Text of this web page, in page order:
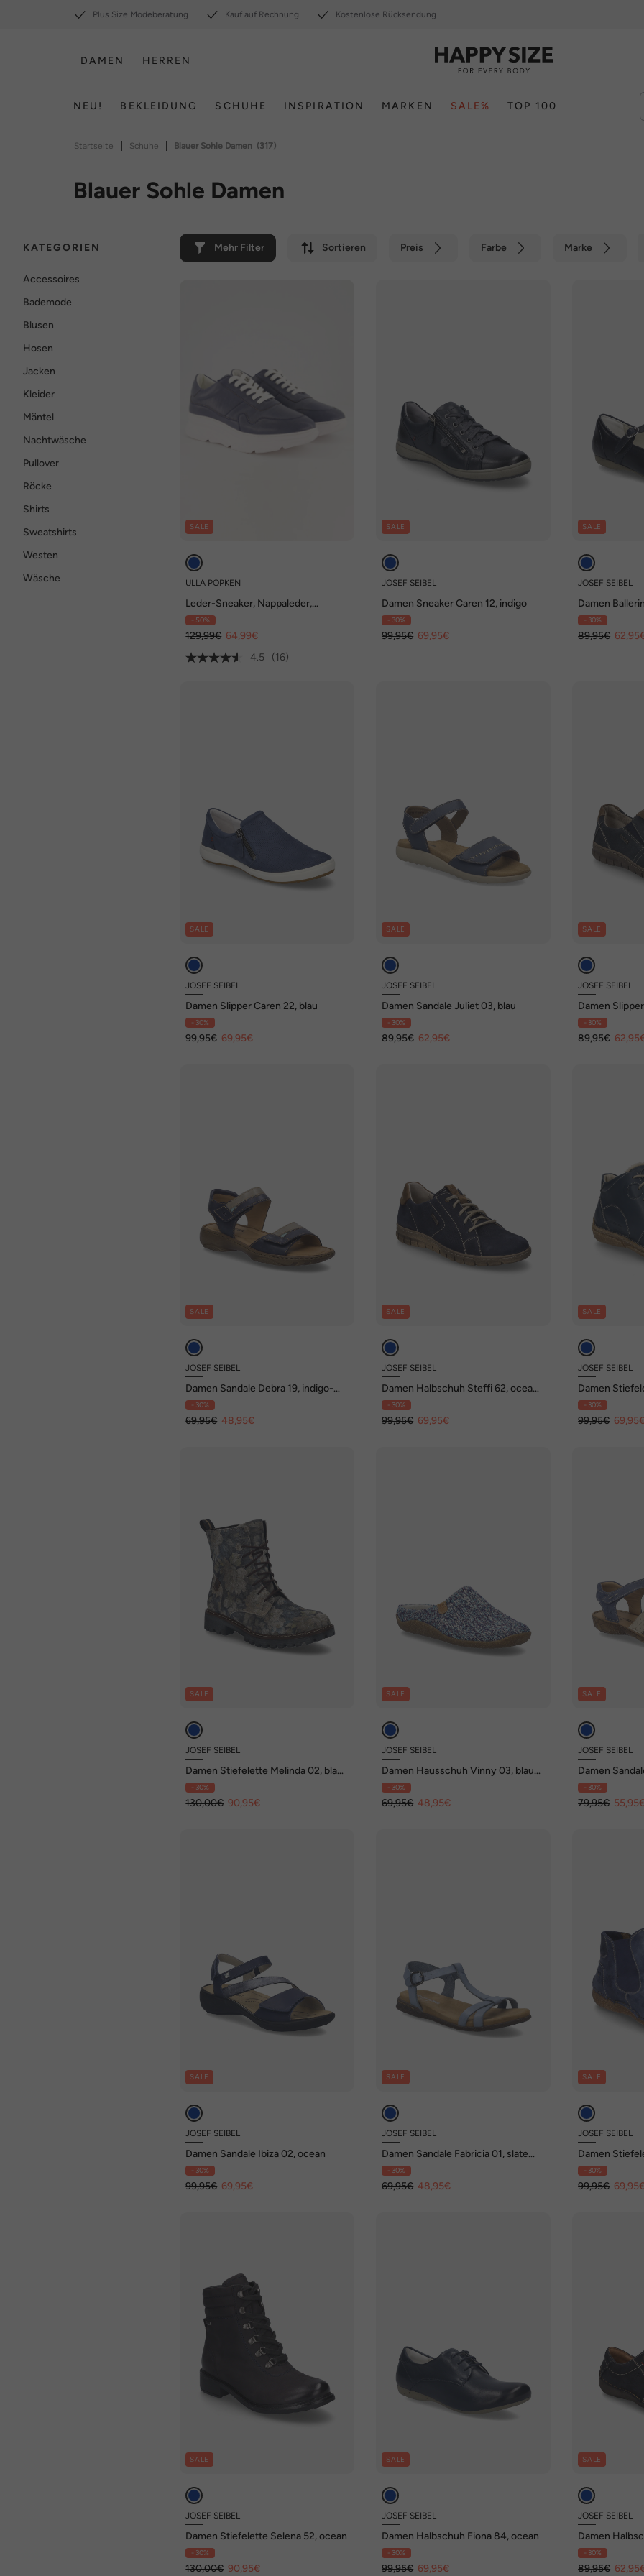
Plus Size Modeberatung Kauf auf Rechnung Kostenlose Rücksendung
DAMEN HERREN
NEU! BEKLEIDUNG SCHUHE INSPIRATION MARKEN SALE% TOP 100
Startseite | Schuhe | Blauer Sohle Damen (317)
Blauer Sohle Damen
KATEGORIEN Mehr Filter Sortieren Preis Farbe Marke
Accessoires
Bademode
Blusen
Hosen
Jacken
Kleider
Mäntel
Nachtwäsche
Pullover
Röcke
Shirts
Sweatshirts
Westen
Wäsche
SALE
ULLA POPKEN
Leder-Sneaker, Nappaleder,
Chunky-Sohle, Weite H
- 50%
129,99€ 64,99€
4.5
(16)
SALE
JOSEF SEIBEL
Damen Sneaker Caren 12, indigo
- 30%
99,95€ 69,95€
SALE
JOSEF SEIBEL
Damen
- 30%
89,95€
SALE
JOSEF SEIBEL
Damen Slipper Caren 22, blau
- 30%
99,95€ 69,95€
SALE
JOSEF SEIBEL
Damen Sandale Juliet 03, blau
- 30%
89,95€ 62,95€
SALE
JOSEF SEIBEL
Damen
kombi
- 30%
89,95€
SALE
JOSEF SEIBEL
Damen Sandale Debra 19, indigo-
multi
- 30%
69,95€ 48,95€
SALE
JOSEF SEIBEL
Damen Halbschuh Steffi 62, ocean-
kombi
- 30%
99,95€ 69,95€
SALE
JOSEF SEIBEL
Damen
- 30%
99,95€
SALE
JOSEF SEIBEL
Damen Stiefelette Melinda 02, blau-
multi
- 30%
130,00€ 90,95€
SALE
JOSEF SEIBEL
Damen Hausschuh Vinny 03, blau-
multi
- 30%
69,95€ 48,95€
SALE
JOSEF SEIBEL
Damen
kombi
- 30%
79,95€
SALE
JOSEF SEIBEL
Damen Sandale Ibiza 02, ocean
- 30%
99,95€ 69,95€
SALE
JOSEF SEIBEL
Damen Sandale Fabricia 01, slate
blue
- 30%
69,95€ 48,95€
SALE
JOSEF SEIBEL
Damen
ocean
- 30%
99,95€
SALE
JOSEF SEIBEL
Damen Stiefelette Selena 52, ocean
- 30%
130,00€ 90,95€
SALE
JOSEF SEIBEL
Damen Halbschuh Fiona 84, ocean
- 30%
99,95€ 69,95€
SALE
JOSEF SEIBEL
Damen
ocean
- 30%
89,95€